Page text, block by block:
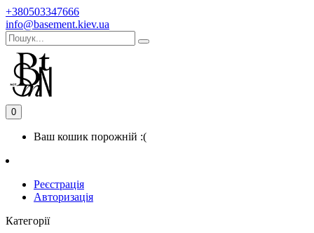
+380503347666
info@basement.kiev.ua
0
Ваш кошик порожній :(
Реєстрація
Авторизація
Категорії